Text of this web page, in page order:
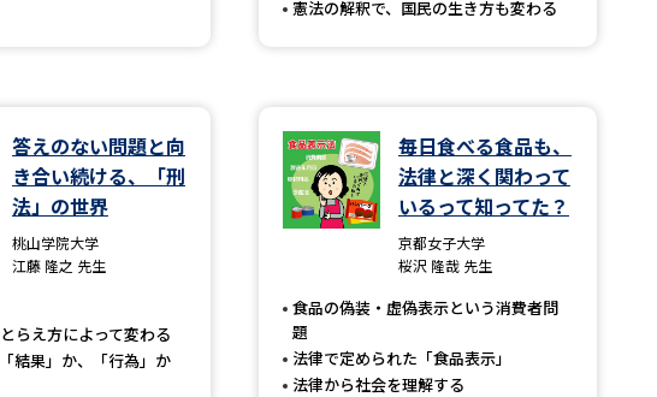
大学検索
国際・グローバルに強い大学特集
奨学金・特待生制度特集
デジタルパンフレット
ト号特集ページ（高3生用）
（高2生用）
憲法の解釈で、国民の生き方も変わる
答えのない問題と向
き合い続ける、「刑
法」の世界
桃山学院大学
江藤 隆之 先生
らえ方によって変わる
結果」か、「行為」か
毎日食べる食品も、
法律と深く関わって
いるって知ってた？
京都女子大学
桜沢 隆哉 先生
食品の偽装・虚偽表示という消費者問
題
法律で定められた「食品表示」
法律から社会を理解する